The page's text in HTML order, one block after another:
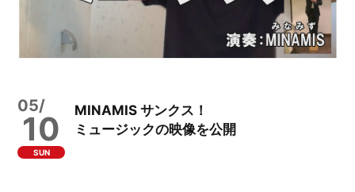
05/
10
SUN
MINAMIS サンクス！
ミュージックの映像を公開